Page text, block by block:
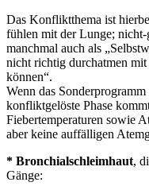
Das Konfliktthema ist
fühlen mit der Lunge;
manchmal auch als
nicht richtig durchatmen
können“.
Wenn das
konfliktgelöste Phase
Fiebertemperaturen sowie
aber keine auffälligen
* Bronchialschleimhaut,
Gänge: